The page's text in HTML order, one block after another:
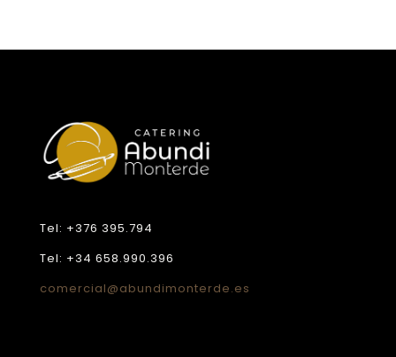
Tel: +376 395.794
Tel: +34 658.990.396
comercial@abundimonterde.es